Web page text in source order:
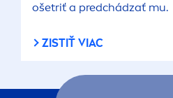
ošetriť a predchádzať mu.
ZISTIŤ VIAC